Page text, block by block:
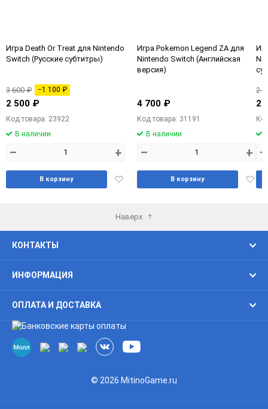
Игра Death Or Treat для Nintendo
Switch (Русские субтитры)
3 600 ₽ −1 100 ₽
2 500 ₽
Код товара: 23922
В наличии
– +
Добавить
В корзину
Игра Pokemon Legend ZA для
Nintendo Switch (Английская
версия)
4 700 ₽
Код товара: 31191
В наличии
– +
В корзину
2
2
–
Наверх
КОНТАКТЫ
ИНФОРМАЦИЯ
ОПЛАТА И ДОСТАВКА
© 2026 MitinoGame.ru